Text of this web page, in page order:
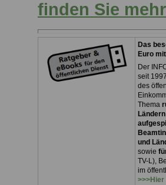
finden Sie
Das
Euro
Der
seit
des
Thema
Ländern
und
sowie
TV-L),
im